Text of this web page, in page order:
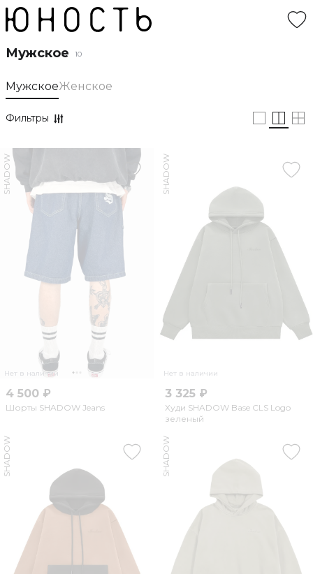
Мужское 10
МужскоеЖенское
Фильтры
Нет в наличии
SHADOW
4 500 ₽
Шорты SHADOW Jeans
Нет в наличии
SHADOW
3 325 ₽
Худи SHADOW Base CLS Logo
зеленый
SHADOW SHADOW